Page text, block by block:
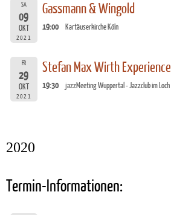
SA
09
OKT
2021
Gassmann & Wingold
19:00 Kartäuserkirche Köln
FR
29
OKT
2021
Stefan Max Wirth Experience
19:30 jazzMeeting Wuppertal - Jazzclub im Loch
2020
Termin-Informationen: